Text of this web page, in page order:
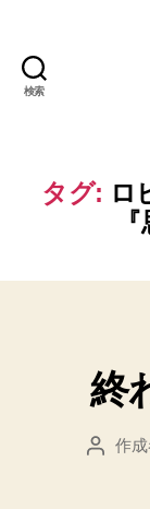
検索
タグ: ロ
終
投 作成